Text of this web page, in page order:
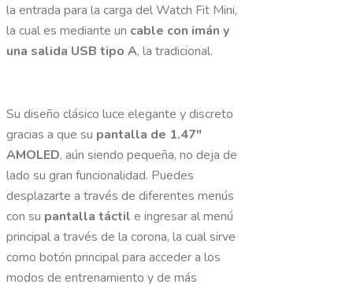
la entrada para la carga del Watch Fit Mini,
la cual es mediante un cable con imán y
una salida USB tipo A, la tradicional.
Su diseño clásico luce elegante y discreto
gracias a que su pantalla de 1.47″
AMOLED, aún siendo pequeña, no deja de
lado su gran funcionalidad. Puedes
desplazarte a través de diferentes menús
con su pantalla táctil e ingresar al menú
principal a través de la corona, la cual sirve
como botón principal para acceder a los
modos de entrenamiento y de más